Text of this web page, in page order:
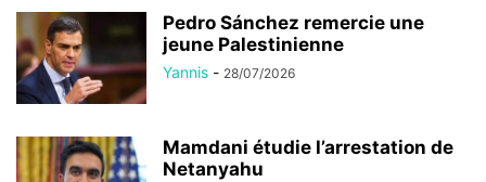
Pedro Sánchez remercie une
jeune Palestinienne
Yannis - 28/07/2026
Mamdani étudie l’arrestation de
Netanyahu